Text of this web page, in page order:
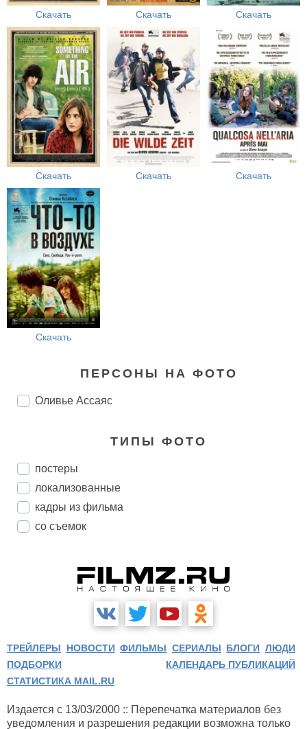
Скачать Скачать Скачать
Скачать Скачать Скачать
Скачать
ПЕРСОНЫ НА ФОТО
Оливье Ассаяс
ТИПЫ ФОТО
постеры
локализованные
кадры из фильма
со съемок
ТРЕЙЛЕРЫ НОВОСТИ ФИЛЬМЫ СЕРИАЛЫ БЛОГИ ЛЮДИ
ПОДБОРКИ
КАЛЕНДАРЬ ПУБЛИКАЦИЙ
СТАТИСТИКА MAIL.RU
Издается с 13/03/2000 :: Перепечатка материалов без
уведомления и разрешения редакции возможна только